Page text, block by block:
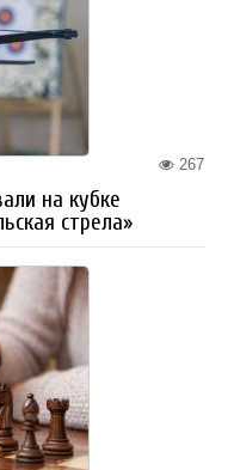
267
на кубке
стрела»